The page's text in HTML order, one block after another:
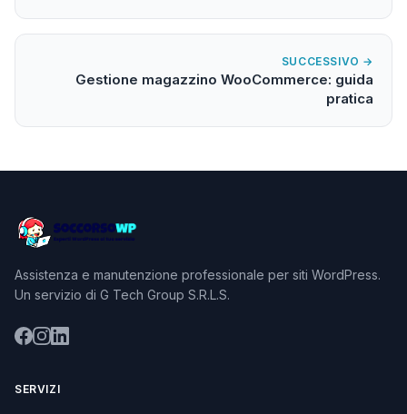
SUCCESSIVO →
Gestione magazzino WooCommerce: guida
pratica
Assistenza e manutenzione professionale per siti WordPress.
Un servizio di G Tech Group S.R.L.S.
SERVIZI